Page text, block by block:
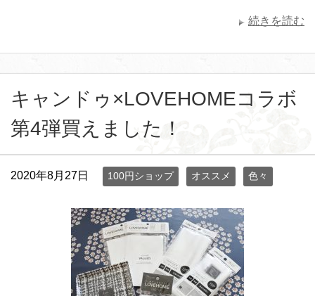
続きを読む
キャンドゥ×LOVEHOMEコラボ
第4弾買えました！
2020年8月27日 100円ショップ オススメ 色々